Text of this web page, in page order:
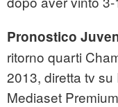
Pronostico
ritorno quarti
2013, diretta tv
Mediaset Premium